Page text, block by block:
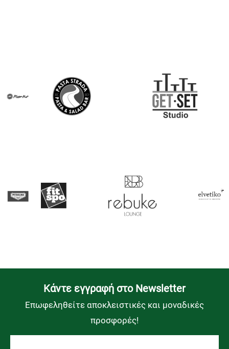
Kάντε εγγραφή στο Newsletter
Επωφεληθείτε αποκλειστικές και μοναδικές
προσφορές!